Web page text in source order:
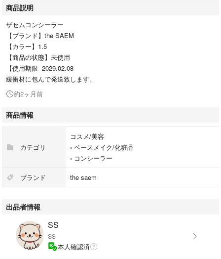
商品説明
ザセムコンシーラー
【ブランド】the SAEM
【カラー】1.5
【商品の状態】未使用
【使用期限 2029.02.08
緩衝材に包んで発送致します。
約2ヶ月前
商品情報
カテゴリ
コスメ/美容
› ベースメイク/化粧品
› コンシーラー
ブランド the saem
出品者情報
SS
SS
本人確認済